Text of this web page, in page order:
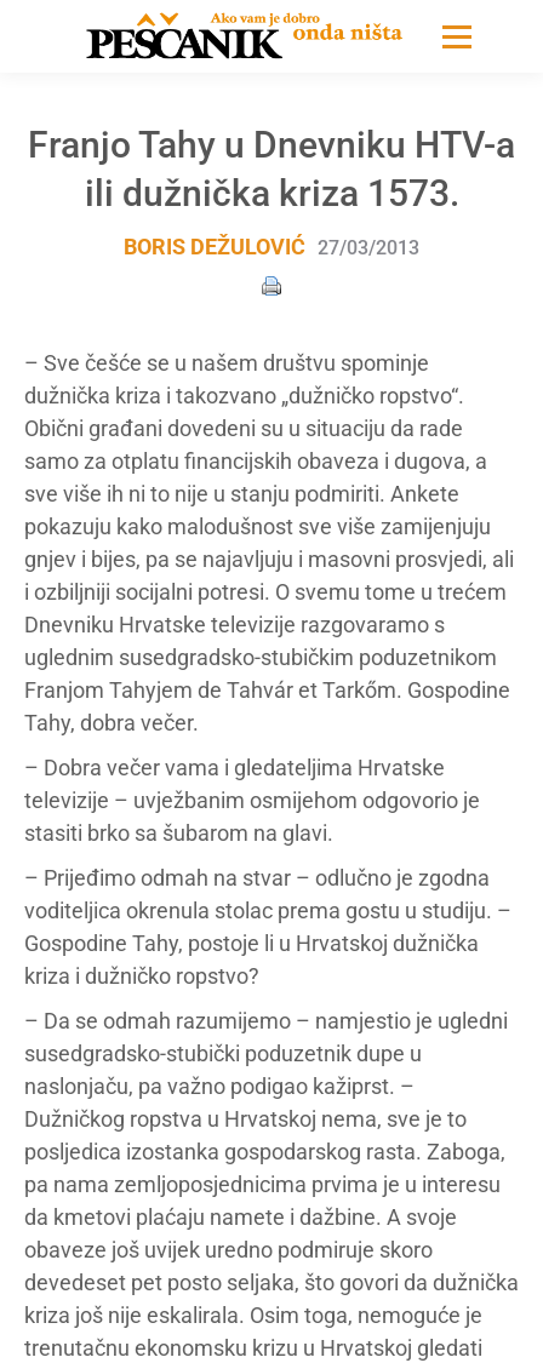
Franjo Tahy u Dnevniku HTV-a
ili dužnička kriza 1573.
BORIS DEŽULOVIĆ 27/03/2013
– Sve češće se u našem društvu spominje
dužnička kriza i takozvano „dužničko ropstvo“.
Obični građani dovedeni su u situaciju da rade
samo za otplatu financijskih obaveza i dugova, a
sve više ih ni to nije u stanju podmiriti. Ankete
pokazuju kako malodušnost sve više zamijenjuju
gnjev i bijes, pa se najavljuju i masovni prosvjedi, ali
i ozbiljniji socijalni potresi. O svemu tome u trećem
Dnevniku Hrvatske televizije razgovaramo s
uglednim susedgradsko-stubičkim poduzetnikom
Franjom Tahyjem de Tahvár et Tarkőm. Gospodine
Tahy, dobra večer.
– Dobra večer vama i gledateljima Hrvatske
televizije – uvježbanim osmijehom odgovorio je
stasiti brko sa šubarom na glavi.
– Prijeđimo odmah na stvar – odlučno je zgodna
voditeljica okrenula stolac prema gostu u studiju. –
Gospodine Tahy, postoje li u Hrvatskoj dužnička
kriza i dužničko ropstvo?
– Da se odmah razumijemo – namjestio je ugledni
susedgradsko-stubički poduzetnik dupe u
naslonjaču, pa važno podigao kažiprst. –
Dužničkog ropstva u Hrvatskoj nema, sve je to
posljedica izostanka gospodarskog rasta. Zaboga,
pa nama zemljoposjednicima prvima je u interesu
da kmetovi plaćaju namete i dažbine. A svoje
obaveze još uvijek uredno podmiruje skoro
devedeset pet posto seljaka, što govori da dužnička
kriza još nije eskalirala. Osim toga, nemoguće je
trenutačnu ekonomsku krizu u Hrvatskoj gledati